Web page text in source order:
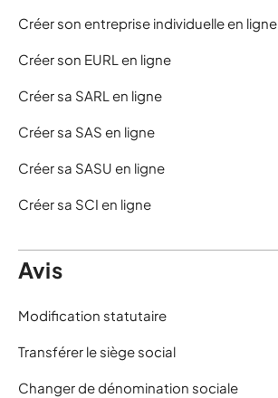
Créer son entreprise individuelle en ligne
Créer son EURL en ligne
Créer sa SARL en ligne
Créer sa SAS en ligne
Créer sa SASU en ligne
Créer sa SCI en ligne
Avis
Modification statutaire
Transférer le siège social
Changer de dénomination sociale